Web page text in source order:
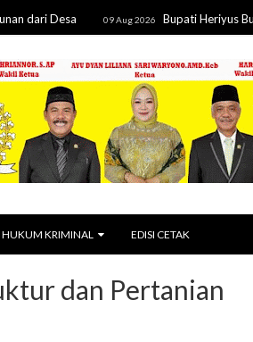
09 Aug 2026 Bupati Heriyus Buka Mura
HUKUM KRIMINAL EDISI CETAK
dan Pertanian